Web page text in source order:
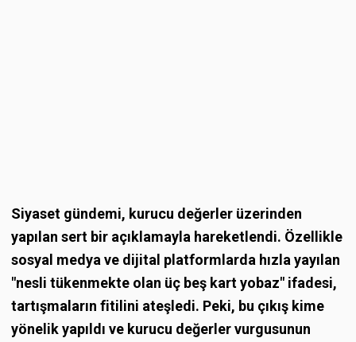
Siyaset gündemi, kurucu değerler üzerinden
yapılan sert bir açıklamayla hareketlendi. Özellikle
sosyal medya ve dijital platformlarda hızla yayılan
"nesli tükenmekte olan üç beş kart yobaz" ifadesi,
tartışmaların fitilini ateşledi. Peki, bu çıkış kime
yönelik yapıldı ve kurucu değerler vurgusunun